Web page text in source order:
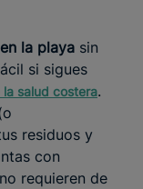
la playa sin
si sigues
salud costera.
residuos y
con
requieren de